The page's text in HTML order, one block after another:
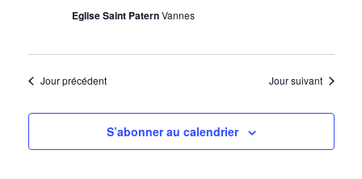
Eglise Saint PaternVannes
Jour précédent Jour suivant
S’abonner au calendrier